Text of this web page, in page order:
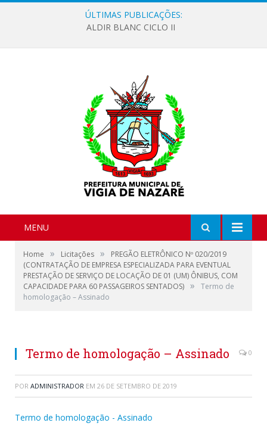
ÚLTIMAS PUBLICAÇÕES:
ALDIR BLANC CICLO II
MENU
Home » Licitações »
PREGÃO ELETRÔNICO Nº 020/2019
(CONTRATAÇÃO DE EMPRESA ESPECIALIZADA PARA EVENTUAL
PRESTAÇÃO DE SERVIÇO DE LOCAÇÃO DE 01 (UM) ÔNIBUS, COM
CAPACIDADE PARA 60 PASSAGEIROS SENTADOS) »
Termo de
homologação – Assinado
Termo de homologação – Assinado 0
POR ADMINISTRADOR EM 26 DE SETEMBRO DE 2019
Termo de homologação - Assinado